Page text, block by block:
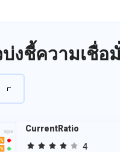
งชี้ความเชื่อ
CurrentRatio
4